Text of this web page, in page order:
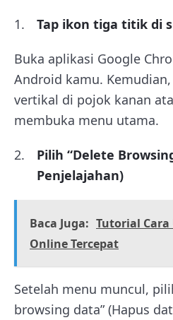
Tap ikon tiga titik di
Buka aplikasi Google
Android kamu.
vertikal di pojok kanan
membuka menu utama.
Pilih “Delete
Penjelajahan)
Baca Juga: Tutorial Cara
Online Tercepat
Setelah menu muncul,
browsing data” (Hapus